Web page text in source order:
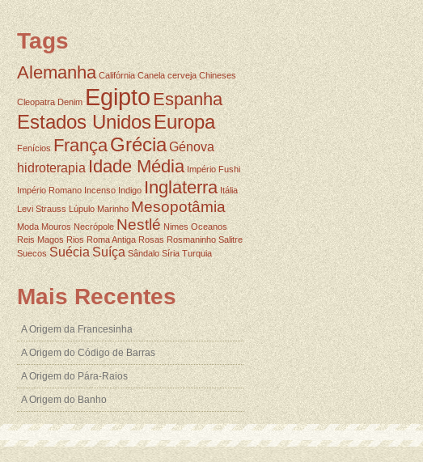
Tags
Alemanha Califórnia Canela cerveja Chineses
Cleopatra Denim EgiptoEspanha
Estados UnidosEuropa
Fenícios FrançaGréciaGénova
hidroterapiaIdade Média Império Fushi
Império Romano Incenso Indigo Inglaterra Itália
Levi Strauss Lúpulo Marinho Mesopotâmia
Moda Mouros Necrópole Nestlé Nimes Oceanos
Reis Magos Rios Roma Antiga Rosas Rosmaninho Salitre
Suecos Suécia Suíça Sândalo Síria Turquia
Mais Recentes
A Origem da Francesinha
A Origem do Código de Barras
A Origem do Pára-Raios
A Origem do Banho